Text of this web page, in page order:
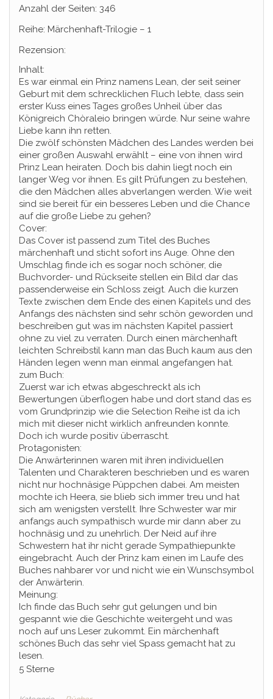
Anzahl der Seiten: 346
Reihe: Märchenhaft-Trilogie – 1
Rezension:
Inhalt:
Es war einmal ein Prinz namens Lean, der seit seiner
Geburt mit dem schrecklichen Fluch lebte, dass sein
erster Kuss eines Tages großes Unheil über das
Königreich Chòraleio bringen würde. Nur seine wahre
Liebe kann ihn retten.
Die zwölf schönsten Mädchen des Landes werden bei
einer großen Auswahl erwählt – eine von ihnen wird
Prinz Lean heiraten. Doch bis dahin liegt noch ein
langer Weg vor ihnen. Es gilt Prüfungen zu bestehen,
die den Mädchen alles abverlangen werden. Wie weit
sind sie bereit für ein besseres Leben und die Chance
auf die große Liebe zu gehen?
Cover:
Das Cover ist passend zum Titel des Buches
märchenhaft und sticht sofort ins Auge. Ohne den
Umschlag finde ich es sogar noch schöner, die
Buchvorder- und Rückseite stellen ein Bild dar das
passenderweise ein Schloss zeigt. Auch die kurzen
Texte zwischen dem Ende des einen Kapitels und des
Anfangs des nächsten sind sehr schön geworden und
beschreiben gut was im nächsten Kapitel passiert
ohne zu viel zu verraten. Durch einen märchenhaft
leichten Schreibstil kann man das Buch kaum aus den
Händen legen wenn man einmal angefangen hat.
zum Buch:
Zuerst war ich etwas abgeschreckt als ich
Bewertungen überflogen habe und dort stand das es
vom Grundprinzip wie die Selection Reihe ist da ich
mich mit dieser nicht wirklich anfreunden konnte.
Doch ich wurde positiv überrascht.
Protagonisten:
Die Anwärterinnen waren mit ihren individuellen
Talenten und Charakteren beschrieben und es waren
nicht nur hochnäsige Püppchen dabei. Am meisten
mochte ich Heera, sie blieb sich immer treu und hat
sich am wenigsten verstellt. Ihre Schwester war mir
anfangs auch sympathisch wurde mir dann aber zu
hochnäsig und zu unehrlich. Der Neid auf ihre
Schwestern hat ihr nicht gerade Sympathiepunkte
eingebracht. Auch der Prinz kam einen im Laufe des
Buches nahbarer vor und nicht wie ein Wunschsymbol
der Anwärterin.
Meinung:
Ich finde das Buch sehr gut gelungen und bin
gespannt wie die Geschichte weitergeht und was
noch auf uns Leser zukommt. Ein märchenhaft
schönes Buch das sehr viel Spass gemacht hat zu
lesen.
5 Sterne